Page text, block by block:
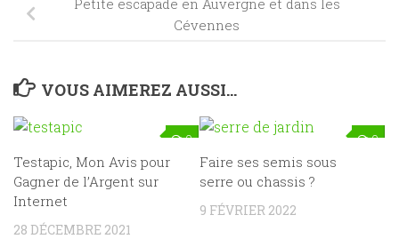
Cévennes
VOUS AIMEREZ AUSSI...
0
Testapic, Mon Avis pour
Gagner de l’Argent sur
Internet
28 DÉCEMBRE 2021
0
Faire ses semis sous
serre ou chassis ?
9 FÉVRIER 2022